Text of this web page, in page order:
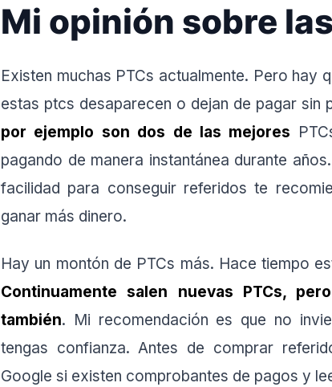
Mi opinión sobre
Existen muchas PTCs actualmente. Pero hay
estas ptcs desaparecen o dejan de pagar sin
por ejemplo son dos de las mejores
pagando de manera instantánea durante
facilidad para conseguir referidos te
ganar más dinero.
Hay un montón de PTCs más. Hace tiempo
Continuamente salen nuevas PTCs,
también. Mi recomendación es que no
tengas confianza. Antes de comprar
Google si existen comprobantes de pagos y